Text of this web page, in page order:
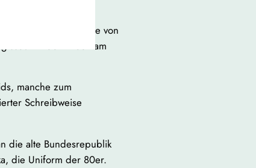
steht der 64-Jährige von
in der Arbeit am
manche zum
Schreibweise
die alte Bundesrepublik
die Uniform der 80er.